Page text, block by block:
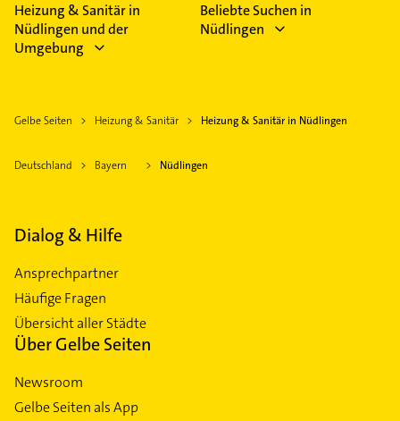
Heizung & Sanitär in
Nüdlingen und der
Umgebung
Beliebte Suchen in
Nüdlingen
Gelbe Seiten Heizung & Sanitär Heizung & Sanitär in Nüdlingen
Deutschland Bayern Nüdlingen
Dialog & Hilfe
Ansprechpartner
Häufige Fragen
Übersicht aller Städte
Über Gelbe Seiten
Newsroom
Gelbe Seiten als App